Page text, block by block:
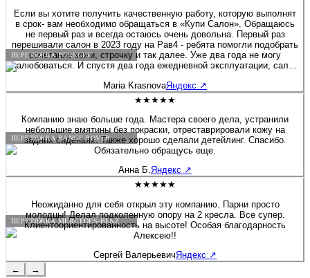
ПЕРЕТЯЖКА PORSCHE
ПЕРЕТЯЖКА RANGE ROVER
ПЕРЕТЯЖКА MERCEDES-BENZ
Если вы хотите получить качественную работу, которую выполнят
в срок- вам необходимо обращаться в «Купи Салон». Обращаюсь
не первый раз и всегда остаюсь очень довольна. Первый раз
перешивали салон в 2023 году на Рав4 - ребята помогли подобрать
сочетание кожи, строчку и так далее. Уже два года не могу
налюбоваться. И спустя два года ежедневной эксплуатации, салон
на Солярисе. Здесь работают профессионалы своего дела!
Maria KrasnovaЯндекс ↗
★★★★★
Компанию знаю больше года. Мастера своего дела, устранили
небольшие вмятины без покраски, отреставрировали кожу на
задних сиденьях. Также хорошо сделали детейлинг. Спасибо.
Обязательно обращусь еще.
Анна Б.Яндекс ↗
★★★★★
Неожиданно для себя открыл эту компанию. Парни просто
молодцы! Делал подколенную опору на 2 кресла. Все супер.
Клиентоориентированность на высоте! Особая благодарность
Алексею!!
Сергей ВалерьевичЯндекс ↗
←
→